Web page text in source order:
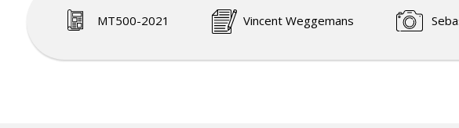
MT500-2021 Vincent Weggemans